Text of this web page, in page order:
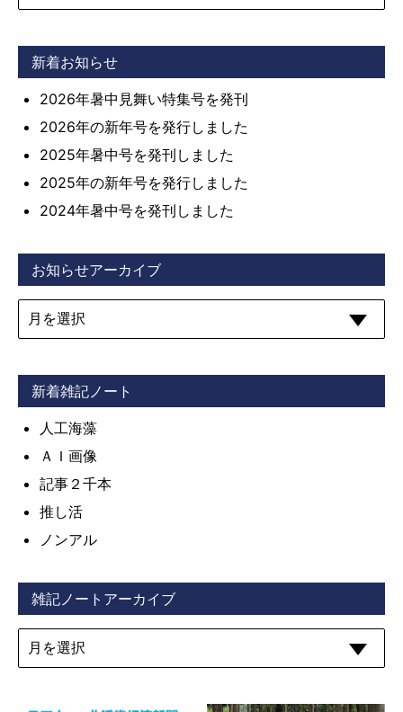
新着お知らせ
2026年暑中見舞い特集号を発刊
2026年の新年号を発行しました
2025年暑中号を発刊しました
2025年の新年号を発行しました
2024年暑中号を発刊しました
お知らせアーカイブ
新着雑記ノート
人工海藻
ＡＩ画像
記事２千本
推し活
ノンアル
雑記ノートアーカイブ